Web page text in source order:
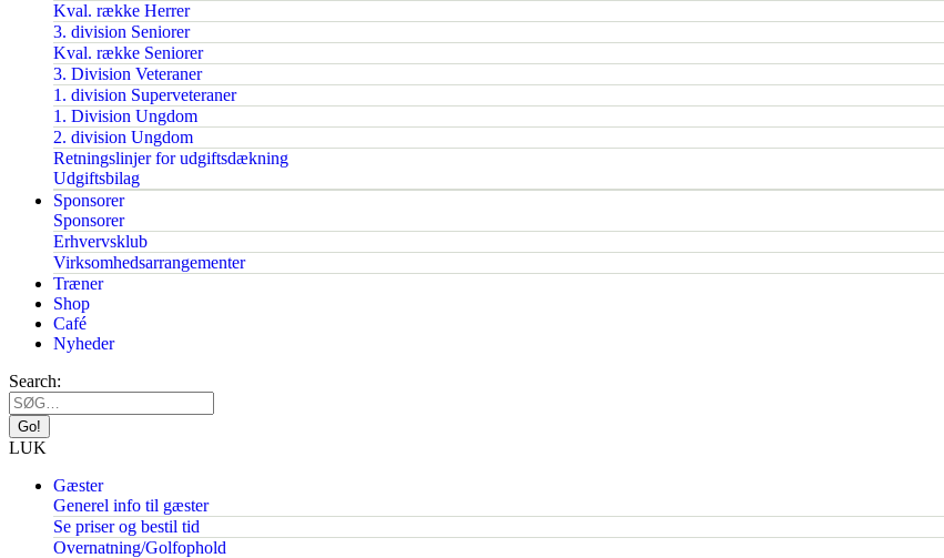
Kval. række Herrer
3. division Seniorer
Kval. række Seniorer
3. Division Veteraner
1. division Superveteraner
1. Division Ungdom
2. division Ungdom
Retningslinjer for udgiftsdækning
Udgiftsbilag
Sponsorer
Sponsorer
Erhvervsklub
Virksomhedsarrangementer
Træner
Shop
Café
Nyheder
Search:
LUK
Gæster
Generel info til gæster
Se priser og bestil tid
Overnatning/Golfophold